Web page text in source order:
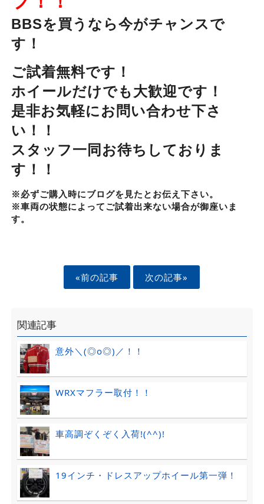
BBSを買うなら今がチャンスで
す！
ご試着無料です！
ホイールだけでも大歓迎です！
是非お気軽にお問い合わせ下さ
い！！
スタッフ一同お待ちしておりま
す！！
※必ずご購入時にブログを見たとお伝え下さい。
※車両の状態によってご試着出来ない場合が御座いま
す。
«前の記事 次の記事»
関連記事
意外＼(◎o◎)／！！
WRXマフラー取付！！
車高調ぞくぞく入荷!(^^)!
19インチ・ドレスアップホイール第一弾！